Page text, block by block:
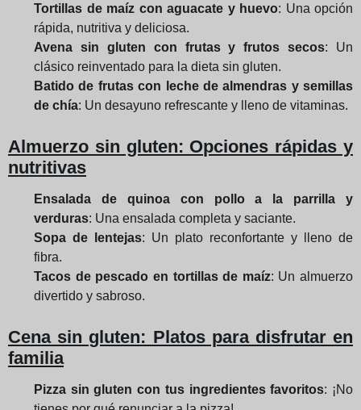
Tortillas de maíz con aguacate y huevo: Una opción
rápida, nutritiva y deliciosa.
Avena sin gluten con frutas y frutos secos: Un
clásico reinventado para la dieta sin gluten.
Batido de frutas con leche de almendras y semillas
de chía: Un desayuno refrescante y lleno de vitaminas.
Almuerzo sin gluten: Opciones rápidas y
nutritivas
Ensalada de quinoa con pollo a la parrilla y
verduras: Una ensalada completa y saciante.
Sopa de lentejas: Un plato reconfortante y lleno de
fibra.
Tacos de pescado en tortillas de maíz: Un almuerzo
divertido y sabroso.
Cena sin gluten: Platos para disfrutar en
familia
Pizza sin gluten con tus ingredientes favoritos: ¡No